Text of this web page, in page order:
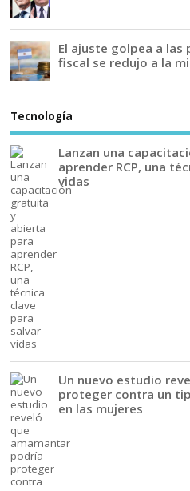
El ajuste golpea a las
fiscal se redujo a la
Tecnología
Lanzan una
aprender RCP, una
vidas
Un nuevo estudio
proteger contra un
en las mujeres